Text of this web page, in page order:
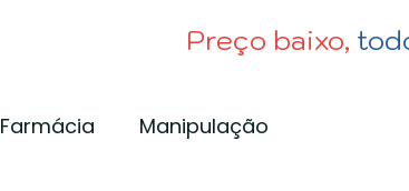
Preço baixo,
Farmácia Manipulação